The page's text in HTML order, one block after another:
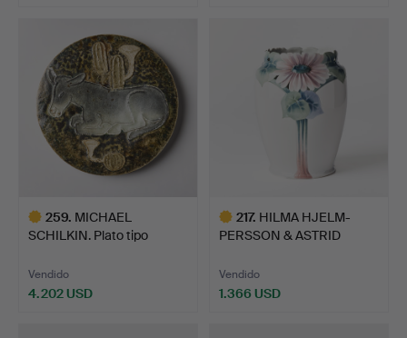
259. MICHAEL
SCHILKIN. Plato tipo
Vendido
4.202 USD
217. HILMA HJELM-
PERSSON & ASTRID
Vendido
1.366 USD